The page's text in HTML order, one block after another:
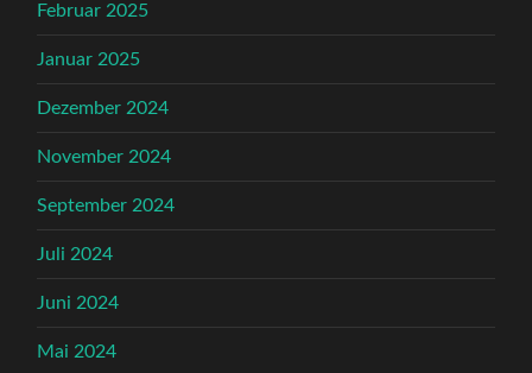
Februar 2025
Januar 2025
Dezember 2024
November 2024
September 2024
Juli 2024
Juni 2024
Mai 2024